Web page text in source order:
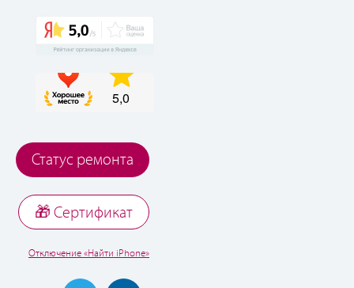
Статус ремонта
🎁 Cертификат
Отключение «Найти iPhone»